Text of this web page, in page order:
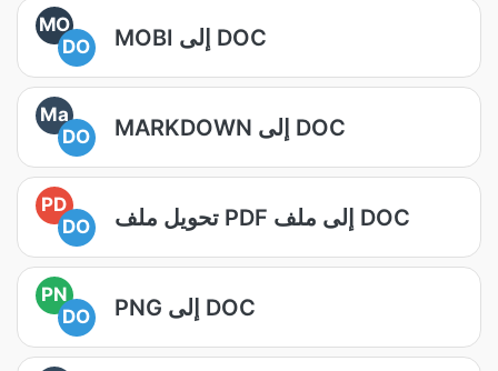
MO
DO
MOBI إلى DOC
Ma
DO
MARKDOWN إلى DOC
PD
DO
تحويل ملف PDF إلى ملف DOC
PN
DO
PNG إلى DOC